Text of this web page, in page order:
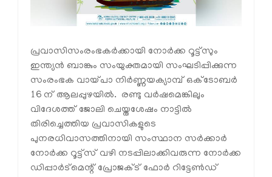
പ്രവാസിസംരംഭകര്‍ക്കായി നോർക്ക റൂട്ട്സും
ഇന്ത്യന്‍ ബാങ്കും സംയുക്തമായി സംഘടിപ്പിക്കുന്ന
സംരംഭക വായ്പാ നിര്‍ണ്ണയക്യാമ്പ് ഒക്ടോബര്‍
16 ന് ആലപ്പുഴയില്‍. രണ്ടു വര്‍ഷമെങ്കിലും
വിദേശത്ത് ജോലി ചെയ്തശേഷം നാട്ടില്‍
തിരിച്ചെത്തിയ പ്രവാസികളുടെ
പുനരധിവാസത്തിനായി സംസ്ഥാന സര്‍ക്കാര്‍
നോര്‍ക്ക റൂട്ട്സ് വഴി നടപ്പിലാക്കിവരുന്ന നോര്‍ക്ക
ഡിപ്പാര്‍ട്മെന്റ് പ്രോജക്ട് ഫോര്‍ റിട്ടേണ്‍ഡ്